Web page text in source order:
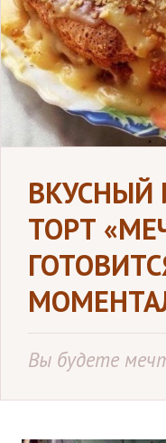
ВКУСНЫЙ
ТОРТ
Вы будете